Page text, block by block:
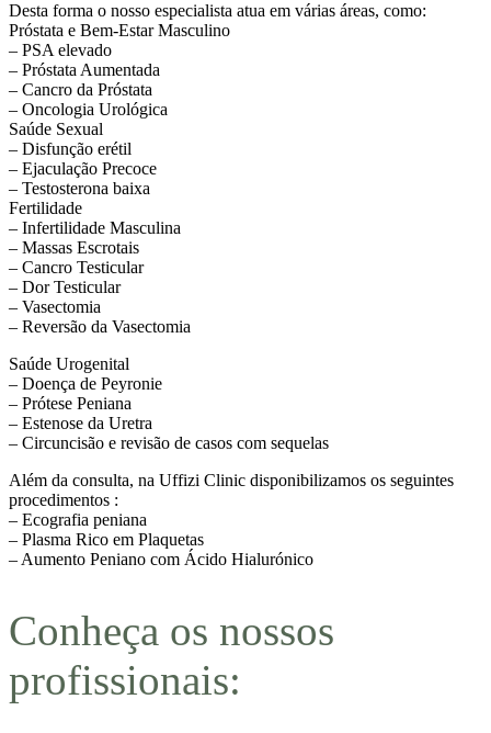
Desta forma o nosso especialista atua em várias áreas, como:
Próstata e Bem-Estar Masculino
– PSA elevado
– Próstata Aumentada
– Cancro da Próstata
– Oncologia Urológica
Saúde Sexual
– Disfunção erétil
– Ejaculação Precoce
– Testosterona baixa
Fertilidade
– Infertilidade Masculina
– Massas Escrotais
– Cancro Testicular
– Dor Testicular
– Vasectomia
– Reversão da Vasectomia
Saúde Urogenital
– Doença de Peyronie
– Prótese Peniana
– Estenose da Uretra
– Circuncisão e revisão de casos com sequelas
Além da consulta, na Uffizi Clinic disponibilizamos os seguintes
procedimentos :
– Ecografia peniana
– Plasma Rico em Plaquetas
– Aumento Peniano com Ácido Hialurónico
Conheça os nossos
profissionais: